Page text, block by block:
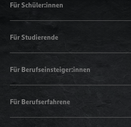
Für Schüler:innen
Für Studierende
Für Berufseinsteiger:innen
Für Berufserfahrene